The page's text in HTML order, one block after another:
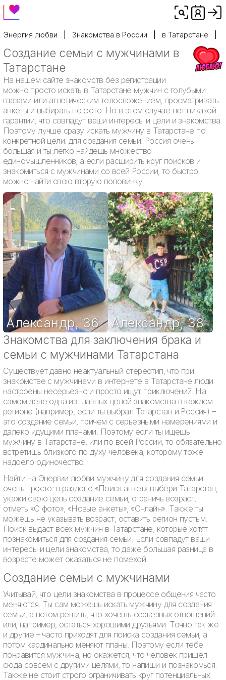
Энергия любви Знакомства в России в Татарстане
Создание семьи с мужчинами в
Татарстане
На нашем сайте знакомств без регистрации
можно просто искать в Татарстане мужчин с голубыми
глазами или атлетическим телосложением, просматривать
анкеты и выбирать по фото. Но в этом случае нет никакой
гарантии, что совпадут ваши интересы и цели и знакомства.
Поэтому лучше сразу искать мужчину в Татарстане по
конкретной цели: для создания семьи. Россия очень
большая и ты легко найдешь множество
единомышленников, а если расширить круг поисков и
знакомиться с мужчинами со всей России, то быстро
можно найти свою вторую половинку.
Александр,36 Александр,38
Знакомства для заключения брака и
семьи с мужчинами Татарстана
Существует давно неактуальный стереотип, что при
знакомстве с мужчинами в интернете в Татарстане люди
настроены несерьезно и просто ищут приключений. На
самом деле одна из главных целей знакомства в каждом
регионе (например, если ты выбрал Татарстан и Россия) –
это создание семьи, причем с серьезными намерениями и
далеко идущими планами. Поэтому если ты ищешь
мужчину в Татарстане, или по всей России, то обязательно
встретишь близкого по духу человека, которому тоже
надоело одиночество.
Найти на Энергии любви мужчину для создания семьи
очень просто: в разделе «Поиск анкет» выбери Татарстан,
укажи свою цель создание семьи, ограничь возраст,
отметь «С фото», «Новые анкеты», «Онлайн». Также ты
можешь не указывать возраст, оставить регион пустым.
Поиск выдаст всех мужчин в Татарстане, которые хотят
познакомиться для создания семьи. Если совпадут ваши
интересы и цели знакомства, то даже большая разница в
возрасте может оказаться не помехой.
Создание семьи с мужчинами
Учитывай, что цели знакомства в процессе общения часто
меняются. Ты сам можешь искать мужчину для создания
семьи, а потом решить, что хочешь серьезных отношений
или, например, остаться хорошими друзьями. Точно так же
и другие – часто приходят для поиска создания семьи, а
потом кардинально меняют планы. Поэтому если тебе
понравится мужчина, но окажется, что человек пришел
сюда совсем с другими целями, то напиши и познакомься.
Также не стоит строго ограничивать круг потенциальных